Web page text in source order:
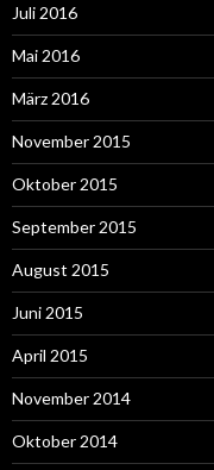
Juli 2016
Mai 2016
März 2016
November 2015
Oktober 2015
September 2015
August 2015
Juni 2015
April 2015
November 2014
Oktober 2014